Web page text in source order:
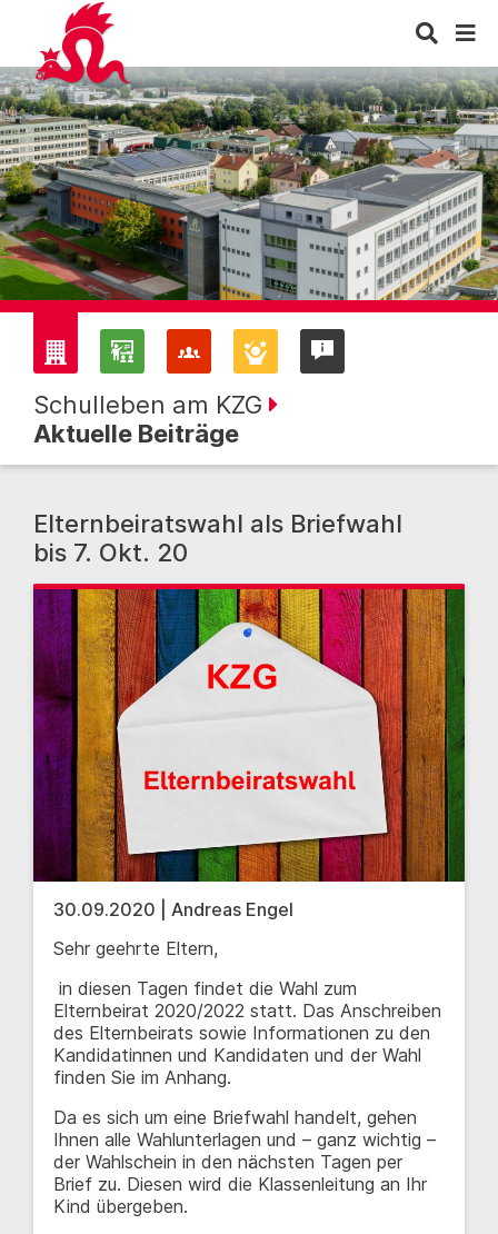
Schulleben am KZG
Aktuelle Beiträge
Elternbeiratswahl als Briefwahl
bis 7. Okt. 20
30.09.2020 | Andreas Engel
Sehr geehrte Eltern,
in diesen Tagen findet die Wahl zum
Elternbeirat 2020/2022 statt. Das Anschreiben
des Elternbeirats sowie Informationen zu den
Kandidatinnen und Kandidaten und der Wahl
finden Sie im Anhang.
Da es sich um eine Briefwahl handelt, gehen
Ihnen alle Wahlunterlagen und – ganz wichtig –
der Wahlschein in den nächsten Tagen per
Brief zu. Diesen wird die Klassenleitung an Ihr
Kind übergeben.